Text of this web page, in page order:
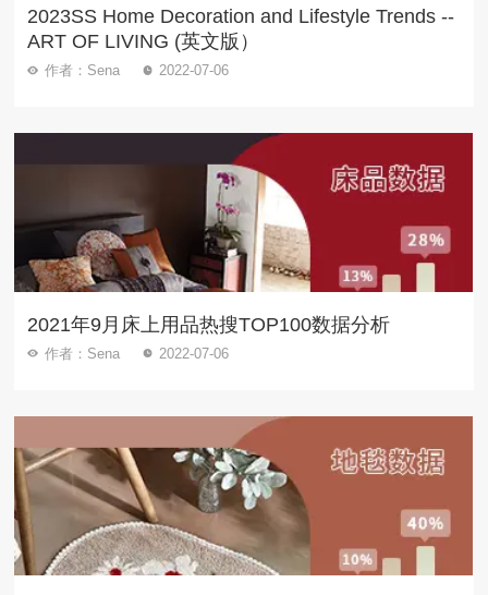
2023SS Home Decoration and Lifestyle Trends --
ART OF LIVING (英文版）
作者：Sena 2022-07-06
2021年9月床上用品热搜TOP100数据分析
作者：Sena 2022-07-06